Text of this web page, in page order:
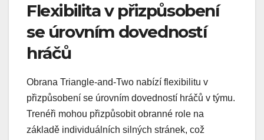
Flexibilita v přizpůsobení
se úrovním dovedností
hráčů
Obrana Triangle-and-Two nabízí flexibilitu v
přizpůsobení se úrovním dovedností hráčů v týmu.
Trenéři mohou přizpůsobit obranné role na
základě individuálních silných stránek, což